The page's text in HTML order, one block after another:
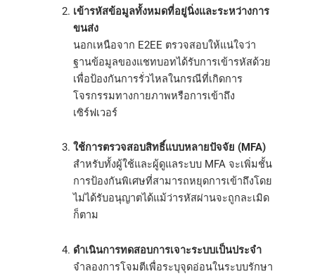
เข้ารหัสข้อมูลทั้งหมดที่อยู่นิ่งและระหว่างการ
ขนส่ง
นอกเหนือจาก E2EE ตรวจสอบให้แน่ใจว่า
ฐานข้อมูลของแชทบอทได้รับการเข้ารหัสด้วย
เพื่อป้องกันการรั่วไหลในกรณีที่เกิดการ
โจรกรรมทางกายภาพหรือการเข้าถึง
เซิร์ฟเวอร์
ใช้การตรวจสอบสิทธิ์แบบหลายปัจจัย (MFA)
สำหรับทั้งผู้ใช้และผู้ดูแลระบบ MFA จะเพิ่มชั้น
การป้องกันพิเศษที่สามารถหยุดการเข้าถึงโดย
ไม่ได้รับอนุญาตได้แม้ว่ารหัสผ่านจะถูกละเมิด
ก็ตาม
ดำเนินการทดสอบการเจาะระบบเป็นประจำ
จำลองการโจมตีเพื่อระบุจุดอ่อนในระบบรักษา